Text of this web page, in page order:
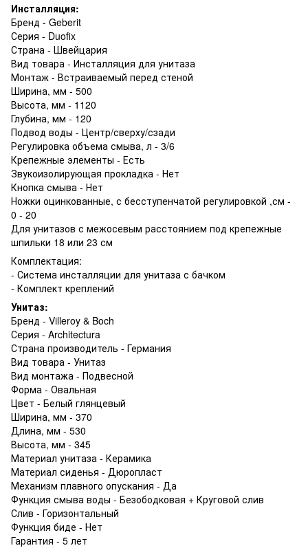
Инсталляция:
Бренд - Geberit
Серия - Duofix
Страна - Швейцария
Вид товара - Инсталляция для унитаза
Монтаж - Встраиваемый перед стеной
Ширина, мм - 500
Высота, мм - 1120
Глубина, мм - 120
Подвод воды - Центр/сверху/сзади
Регулировка объема смыва, л - 3/6
Крепежные элементы - Есть
Звукоизолирующая прокладка - Нет
Кнопка смыва - Нет
Ножки оцинкованные, с бесступенчатой регулировкой ,см -
0 - 20
Для унитазов с межосевым расстоянием под крепежные
шпильки 18 или 23 см
Комплектация:
- Система инсталляции для унитаза с бачком
- Комплект креплений
Унитаз:
Бренд - Villeroy & Boch
Серия - Architectura
Страна производитель - Германия
​Вид товара - Унитаз
Вид монтажа - Подвесной
Форма - Овальная
Цвет - Белый глянцевый
Ширина, мм - 370
Длина, мм - 530
Высота, мм - 345
Материал унитаза - Керамика
Материал сиденья - Дюропласт
Механизм плавного опускания - Да
Функция смыва воды - Безободковая + Круговой слив
Слив - Горизонтальный
Функция биде - Нет
Гарантия - 5 лет